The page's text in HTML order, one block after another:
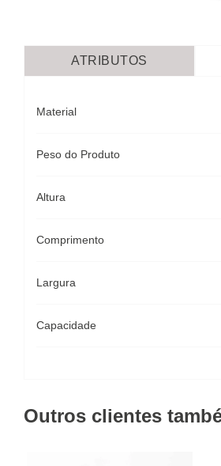
ATRIBUTOS
Material
Peso do Produto
Altura
Comprimento
Largura
Capacidade
Outros clientes